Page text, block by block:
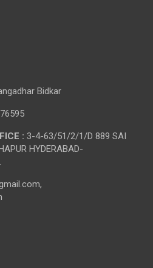
Bidkar
: 3-4-63/51/2/1/D 889 SAI
HYDERABAD-